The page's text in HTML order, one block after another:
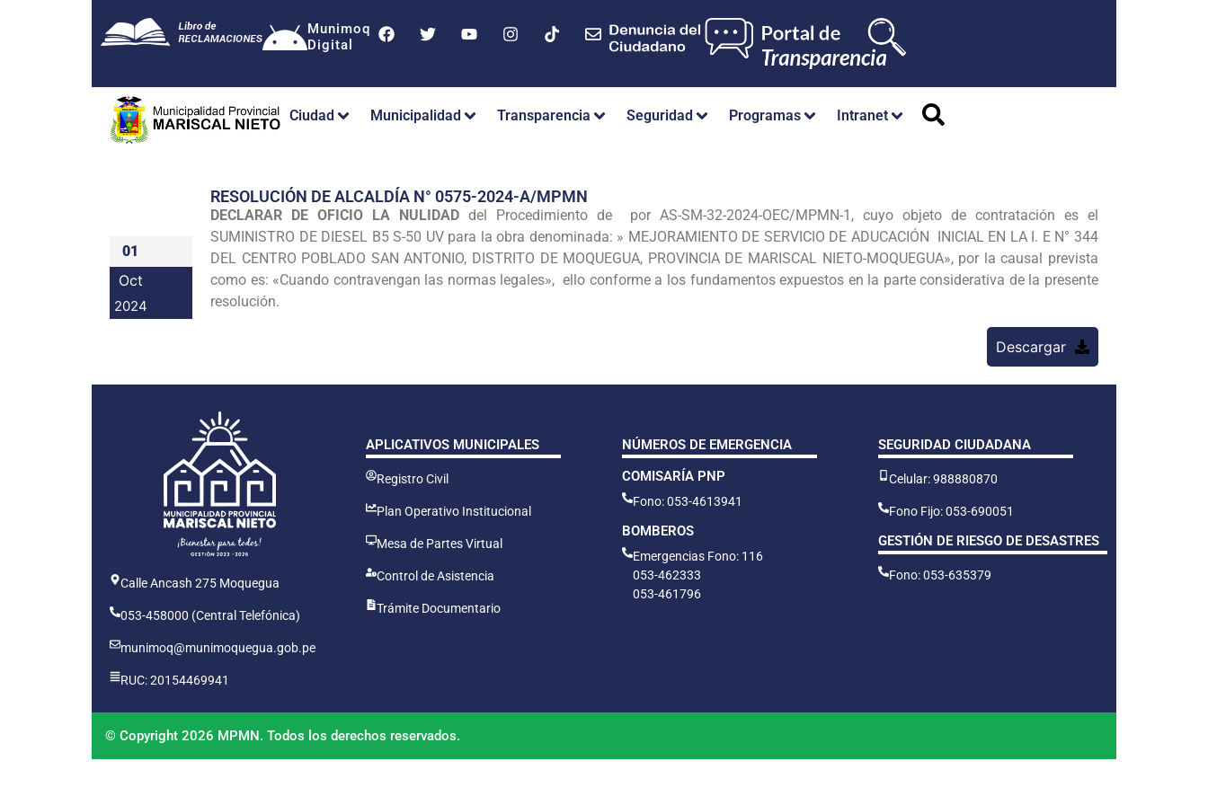
Munimoq
Digital
Ciudad Municipalidad Transparencia Seguridad Programas Intranet
01
Oct
2024
RESOLUCIÓN DE ALCALDÍA N° 0575-2024-A/MPMN
DECLARAR DE OFICIO LA NULIDAD del Procedimiento de por AS-SM-32-2024-OEC/MPMN-1, cuyo objeto de contratación es el
SUMINISTRO DE DIESEL B5 S-50 UV para la obra denominada: » MEJORAMIENTO DE SERVICIO DE ADUCACIÓN INICIAL EN LA I. E N° 344
DEL CENTRO POBLADO SAN ANTONIO, DISTRITO DE MOQUEGUA, PROVINCIA DE MARISCAL NIETO-MOQUEGUA», por la causal prevista
como es: «Cuando contravengan las normas legales», ello conforme a los fundamentos expuestos en la parte considerativa de la presente
resolución.
Descargar
Calle Ancash 275 Moquegua
053-458000 (Central Telefónica)
munimoq@munimoquegua.gob.pe
RUC: 20154469941
APLICATIVOS MUNICIPALES
Registro Civil
Plan Operativo Institucional
Mesa de Partes Virtual
Control de Asistencia
Trámite Documentario
NÚMEROS DE EMERGENCIA
COMISARÍA PNP
Fono: 053-4613941
BOMBEROS
Emergencias Fono: 116
053-462333
053-461796
SEGURIDAD CIUDADANA
Celular: 988880870
Fono Fijo: 053-690051
GESTIÓN DE RIESGO DE DESASTRES
Fono: 053-635379
© Copyright 2026 MPMN. Todos los derechos reservados.